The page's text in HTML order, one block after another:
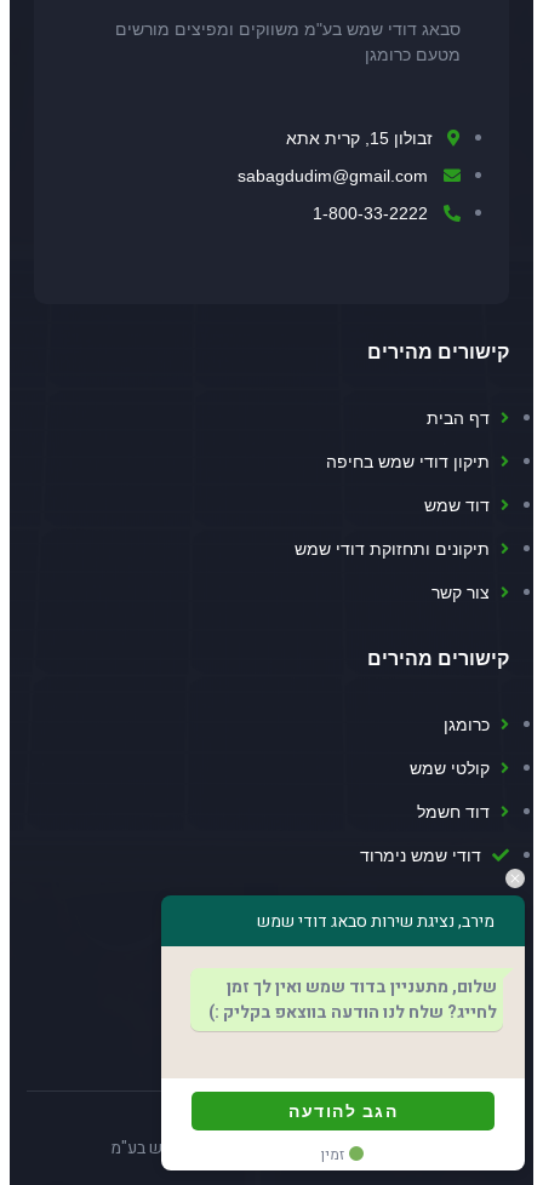
סבאג דודי שמש בע"מ משווקים ומפיצים מורשים
מטעם כרומגן
זבולון 15, קרית אתא
sabagdudim@gmail.com
1-800-33-2222
קישורים מהירים
דף הבית
תיקון דודי שמש בחיפה
דוד שמש
תיקונים ותחזוקת דודי שמש
צור קשר
קישורים מהירים​
כרומגן
קולטי שמש
דוד חשמל
דודי שמש נימרוד
כל הזכויות שמורות לאתר סבאג דודי שמש בע"מ
מירב, נציגת שירות סבאג דודי שמש
שלום, מתעניין בדוד שמש ואין לך זמן
לחייג? שלח לנו הודעה בווצאפ בקליק :)
הגב להודעה
זמין